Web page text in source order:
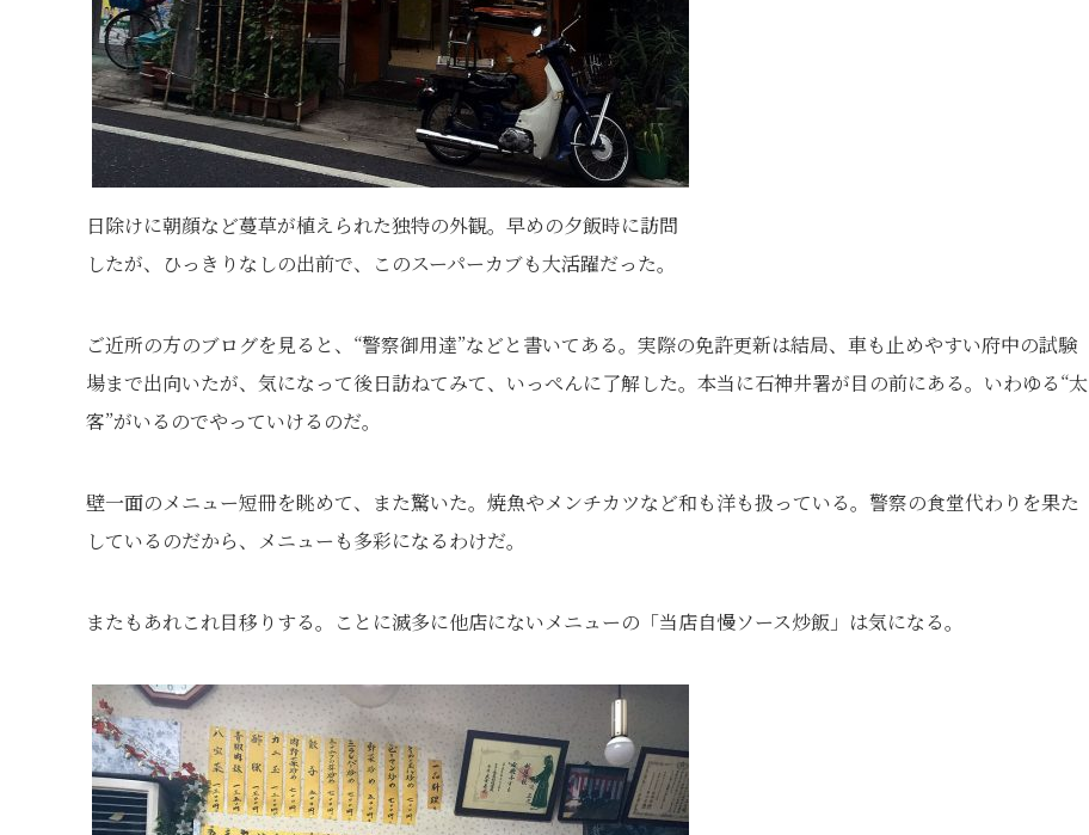
日除けに朝顔など蔓草が植えられた独特の外観。早めの夕飯時に訪問
したが、ひっきりなしの出前で、このスーパーカブも大活躍だった。
ご近所の方のブログを見ると、“警察御用達”などと書いてある。実際の免許更新は結局、車も止めやすい府中の試験
場まで出向いたが、気になって後日訪ねてみて、いっぺんに了解した。本当に石神井署が目の前にある。いわゆる“太
客”がいるのでやっていけるのだ。
壁一面のメニュー短冊を眺めて、また驚いた。焼魚やメンチカツなど和も洋も扱っている。警察の食堂代わりを果た
しているのだから、メニューも多彩になるわけだ。
またもあれこれ目移りする。ことに滅多に他店にないメニューの「当店自慢ソース炒飯」は気になる。